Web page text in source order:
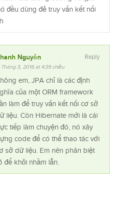
đều dùng đẻ truy vấn kết nối
Nguyễn
Tháng 3, 2016 at 4:39 chiều
Reply
em, JPA chỉ là các định
của một ORM framework
làm để truy vấn kết nối cơ sở
liệu. Còn Hibernate mới là cái
tiếp làm chuyện đó, nó xây
code để có thể thao tác với
sở dữ liệu. Em nên phân biệt
để khỏi nhầm lẫn.